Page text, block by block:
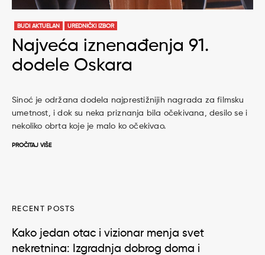
BUDI AKTUELAN UREDNIČKI IZBOR
Najveća iznenađenja 91.
dodele Oskara
Sinoć je održana dodela najprestižnijih nagrada za filmsku
umetnost, i dok su neka priznanja bila očekivana, desilo se i
nekoliko obrta koje je malo ko očekivao.
PROČITAJ VIŠE
RECENT POSTS
Kako jedan otac i vizionar menja svet
nekretnina: Izgradnja dobrog doma i